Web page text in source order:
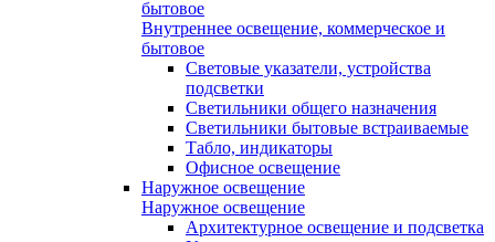
бытовое
Внутреннее освещение, коммерческое и
бытовое
Световые указатели, устройства
подсветки
Светильники общего назначения
Светильники бытовые встраиваемые
Табло, индикаторы
Офисное освещение
Наружное освещение
Наружное освещение
Архитектурное освещение и подсветка